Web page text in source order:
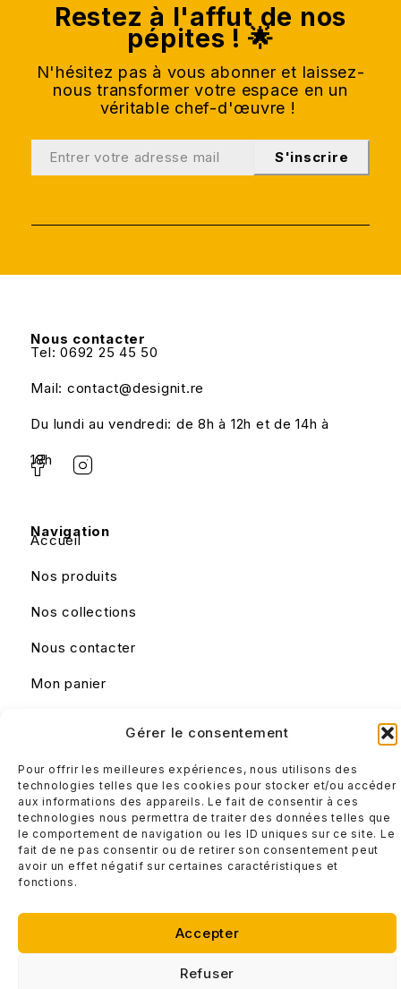
Gérer le consentement
Pour offrir les meilleures expériences, nous utilisons des
technologies telles que les cookies pour stocker et/ou accéder
aux informations des appareils. Le fait de consentir à ces
technologies nous permettra de traiter des données telles que
le comportement de navigation ou les ID uniques sur ce site. Le
fait de ne pas consentir ou de retirer son consentement peut
avoir un effet négatif sur certaines caractéristiques et
fonctions.
Accepter
Refuser
Restez à l'affut de nos
pépites ! 🌟
N'hésitez pas à vous abonner et laissez-
nous transformer votre espace en un
véritable chef-d'œuvre !
S'inscrire
Nous contacter
Tel: 0692 25 45 50
Mail: contact@designit.re
Du lundi au vendredi: de 8h à 12h et de 14h à
18h
Navigation
Accueil
Nos produits
Nos collections
Nous contacter
Mon panier
Conditions générales de ventes
© Design IT 2025